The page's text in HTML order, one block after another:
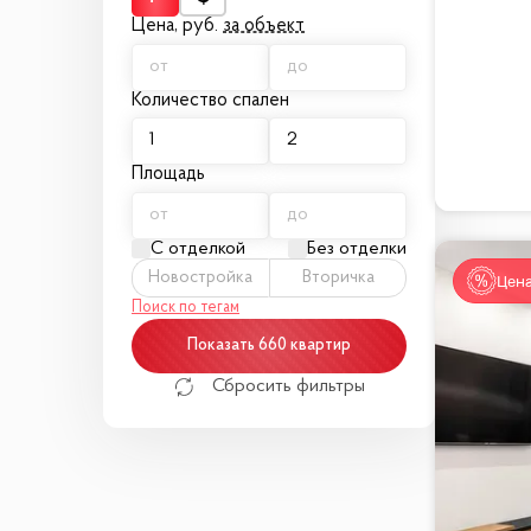
Цена, руб. за объект
Количество спален
Площадь
С отделкой Без отделки
Новостройка Вторичка
Поиск по тегам
Показать 660 квартир
Сбросить фильтры